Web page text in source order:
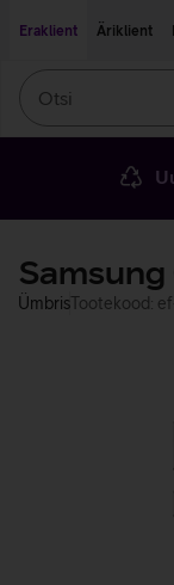
Eraklient
Äriklient
ÜmbrisTootekood: